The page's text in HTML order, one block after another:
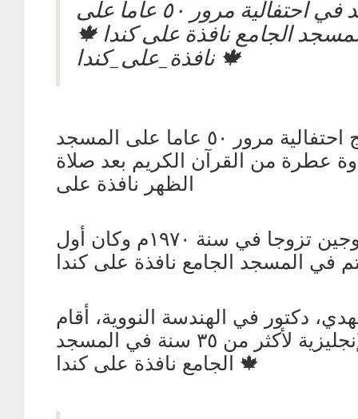
فقرة نشيد في احتفالية مرور ٥٠ عاما على
الجامع نافذة على كندا 🍁
نافذة_على_كندا 🍁
بداية برنامج احتفالية مرور ٥٠ عاما على المسجد
عطرة من القرآن الكريم بعد صلاة
الظهر نافذة على
الاحتفاء بزوجين تزوجا في سنة ١٩٧٠م وكان أول
دكتور في الهندسة النووية، أقام
حلقة باللغة الإنجليزية لأكثر من ٣٥ سنة في المسجد
الجامع نافذة على كندا 🍁